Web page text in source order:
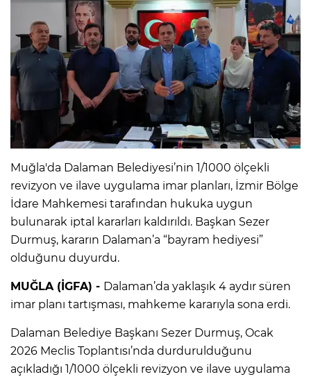
Muğla'da Dalaman Belediyesi’nin 1/1000 ölçekli
revizyon ve ilave uygulama imar planları, İzmir Bölge
İdare Mahkemesi tarafından hukuka uygun
bulunarak iptal kararları kaldırıldı. Başkan Sezer
Durmuş, kararın Dalaman’a “bayram hediyesi”
olduğunu duyurdu.
MUĞLA (İGFA) - Dalaman’da yaklaşık 4 aydır süren
imar planı tartışması, mahkeme kararıyla sona erdi.
Dalaman Belediye Başkanı Sezer Durmuş, Ocak
2026 Meclis Toplantısı’nda durdurulduğunu
açıkladığı 1/1000 ölçekli revizyon ve ilave uygulama